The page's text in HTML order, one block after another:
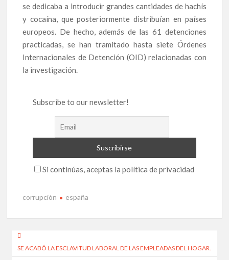
se dedicaba a introducir grandes cantidades de hachís
y cocaína, que posteriormente distribuían en países
europeos. De hecho, además de las 61 detenciones
practicadas, se han tramitado hasta siete Órdenes
Internacionales de Detención (OID) relacionadas con
la investigación.
Subscribe to our newsletter!
Si continúas, aceptas la política de privacidad
corrupción españa
Navegación
de
SE ACABÓ LA ESCLAVITUD LABORAL DE LAS EMPLEADAS DEL HOGAR.